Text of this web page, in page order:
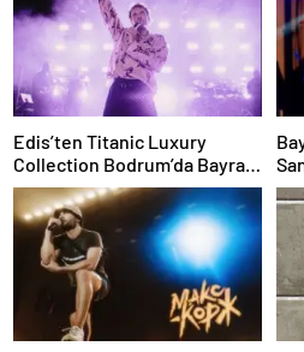
Edis’ten Titanic Luxury
Collection Bodrum’da Bayram
Gecesine Damga Vuran
Performans